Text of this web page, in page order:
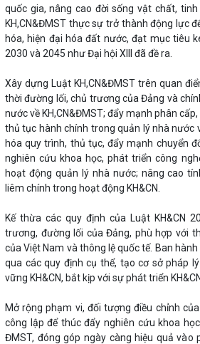
quốc gia, nâng cao đời sống vật chất,
KH,CN&ĐMST thực sự trở thành động lực
hóa, hiện đại hóa đất nước, đạt mục tiêu
2030 và 2045 như Đại hội XIII đã đề ra.
Xây dựng Luật KH,CN&ĐMST trên quan
thời đường lối, chủ trương của Đảng và
nước về KH,CN&ĐMST; đẩy mạnh phân
thủ tục hành chính trong quản lý nhà nước
hóa quy trình, thủ tục, đẩy mạnh chuyển
nghiên cứu khoa học, phát triển công
hoạt động quản lý nhà nước; nâng cao
liêm chính trong hoạt động KH&CN.
Kế thừa các quy định của Luật KH&CN
trương, đường lối của Đảng, phù hợp với
của Việt Nam và thông lệ quốc tế. Ban
qua các quy định cụ thể, tạo cơ sở pháp
vững KH&CN, bắt kịp với sự phát triển
Mở rộng phạm vi, đối tượng điều chỉnh
công lập để thúc đẩy nghiên cứu khoa
ĐMST, đóng góp ngày càng hiệu quả vào